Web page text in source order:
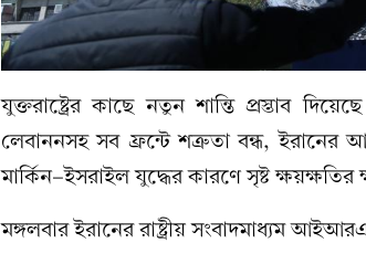
যুক্তরাষ্ট্রের কাছে নতুন শান্তি প্রস্তাব
লেবাননসহ সব ফ্রন্টে শত্রুতা বন্ধ, ইরানের
মার্কিন-ইসরাইল যুদ্ধের কারণে সৃষ্ট
মঙ্গলবার ইরানের রাষ্ট্রীয় সংবাদমাধ্যম